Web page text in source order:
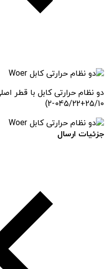
2-045/22+25/10)
جزئیات ارسال